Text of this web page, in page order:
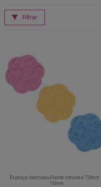
Filtrar
Esponja desmaquillante celulosa 70mm
10mm